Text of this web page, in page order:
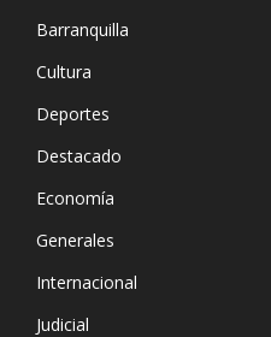
Barranquilla
Cultura
Deportes
Destacado
Economía
Generales
Internacional
Judicial